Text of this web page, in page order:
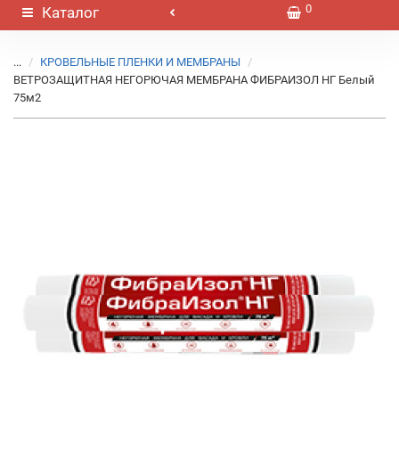
Каталог 0
...
КРОВЕЛЬНЫЕ ПЛЕНКИ И МЕМБРАНЫ
ВЕТРОЗАЩИТНАЯ НЕГОРЮЧАЯ МЕМБРАНА ФИБРАИЗОЛ НГ Белый
75м2